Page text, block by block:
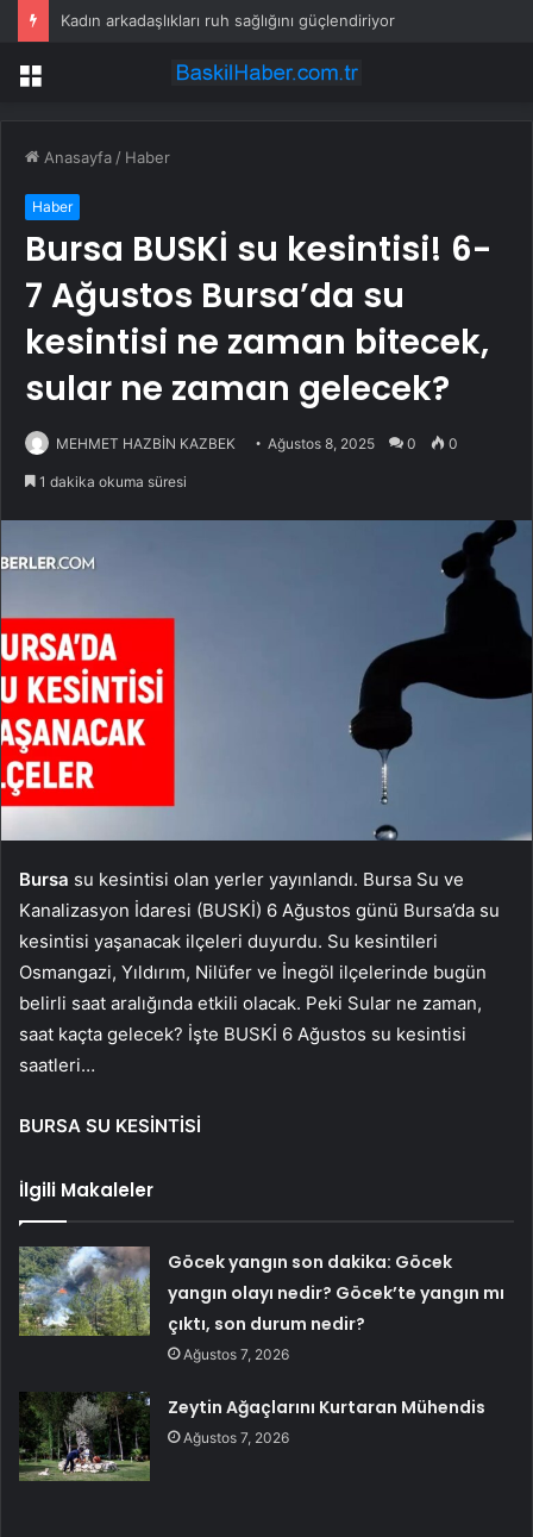
Kadın arkadaşlıkları ruh sağlığını güçlendiriyor
Menü
Anasayfa / Haber
Haber
Bursa BUSKİ su kesintisi! 6-
7 Ağustos Bursa’da su
kesintisi ne zaman bitecek,
sular ne zaman gelecek?
MEHMET HAZBİN KAZBEK Ağustos 8, 2025 0 0
1 dakika okuma süresi
Bursa su kesintisi olan yerler yayınlandı. Bursa Su ve
Kanalizasyon İdaresi (BUSKİ) 6 Ağustos günü Bursa’da su
kesintisi yaşanacak ilçeleri duyurdu. Su kesintileri
Osmangazi, Yıldırım, Nilüfer ve İnegöl ilçelerinde bugün
belirli saat aralığında etkili olacak. Peki Sular ne zaman,
saat kaçta gelecek? İşte BUSKİ 6 Ağustos su kesintisi
saatleri…
BURSA SU KESİNTİSİ
İlgili Makaleler
Göcek yangın son dakika: Göcek
yangın olayı nedir? Göcek’te yangın mı
çıktı, son durum nedir?
Ağustos 7, 2026
Zeytin Ağaçlarını Kurtaran Mühendis
Ağustos 7, 2026